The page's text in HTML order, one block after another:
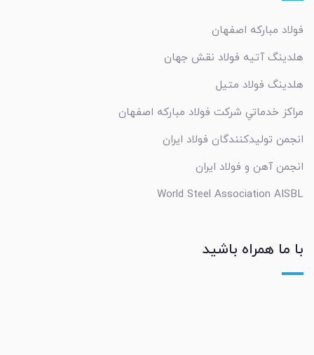
فولاد مبارکه اصفهان
هلدینگ آتیه فولاد نقش جهان
هلدینگ فولاد متیل
مراکز خدماتي شرکت فولاد مبارکه اصفهان
انجمن تولیدکنندگان فولاد ایران
انجمن آهن و فولاد ایران
World Steel Association AISBL
با ما همراه باشید